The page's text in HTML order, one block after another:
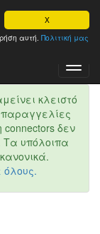
X
αυτή. Πολιτική μας
κλειστό
δεν
Τα υπόλοιπα
όλους.